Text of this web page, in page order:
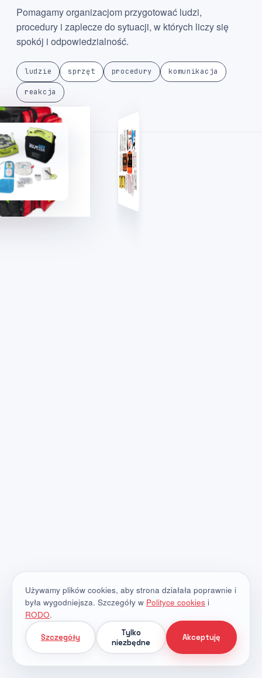
Pomagamy organizacjom przygotować ludzi,
procedury i zaplecze do sytuacji, w których liczy się
spokój i odpowiedzialność.
ludzie sprzęt procedury komunikacja
reakcja
Używamy plików cookies, aby strona działała poprawnie i
była wygodniejsza. Szczegóły w Polityce cookies i
RODO.
Szczegóły
Tylko
niezbędne
Akceptuję